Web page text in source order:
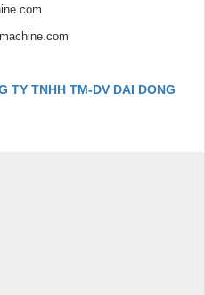
TY TNHH TM-DV DAI DONG